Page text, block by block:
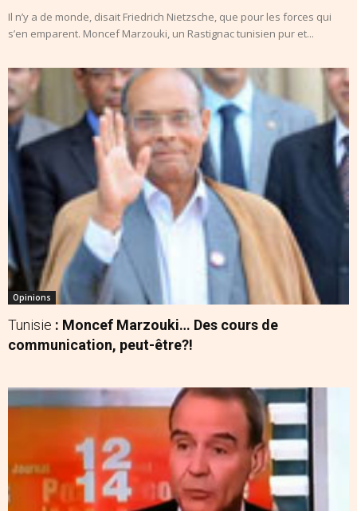
Il n’y a de monde, disait Friedrich Nietzsche, que pour les forces qui
s’en emparent. Moncef Marzouki, un Rastignac tunisien pur et...
Opinions
Tunisie : Moncef Marzouki… Des cours de
communication, peut-être?!